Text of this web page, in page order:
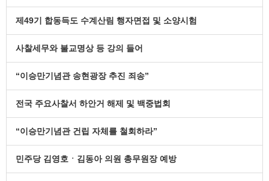
제49기 합동득도 수계산림 행자면접 및 소양시험
사찰세무와 불교명상 등 강의 들어
“이승만기념관 송현광장 추진 죄송”
전국 주요사찰서 하안거 해제 및 백중법회
“이승만기념관 건립 자체를 철회하라”
민주당 김영호ㆍ김동아 의원 총무원장 예방